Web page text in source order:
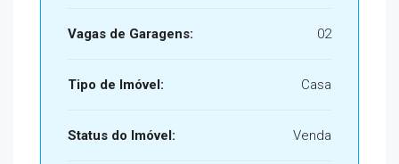
Vagas de Garagens: 02
Tipo de Imóvel: Casa
Status do Imóvel: Venda